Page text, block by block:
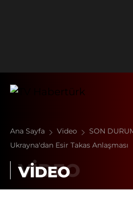
Ana Sayfa Video
SON
Ukrayna'dan Esir Takas Anlaşması
VİDEO